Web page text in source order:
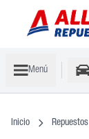
Menú
Inicio Repuestos